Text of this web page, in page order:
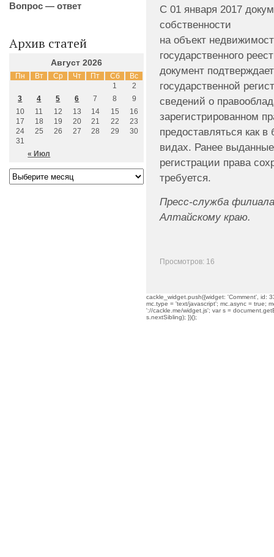
С 01 января 2017
собственности
на объект
государственного
документ
государственной
сведений о
зарегистрированном
предоставляться как
видах. Ранее выданные
регистрации права
требуется.
Пресс-служба
Алтайскому краю.
Просмотров: 16
cackle_widget.push({widget: 'Comment', id:
mc.type = 'text/javascript'; mc.async = true;
'://cackle.me/widget.js'; var s =
s.nextSibling); })();
Вопрос — ответ
Архив статей
Август 2026
Пн Вт Ср Чт Пт Сб Вс
« Июл
1
2
3
4 5 6 7 8
9
10
11 12 13 14 15
16
17
18 19 20 21 22
23
24
25 26 27 28 29
30
31